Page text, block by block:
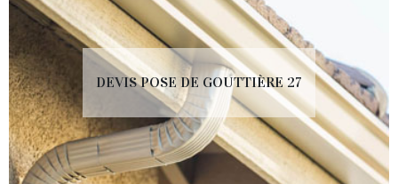
DEVIS POSE DE GOUTTIÈRE 27